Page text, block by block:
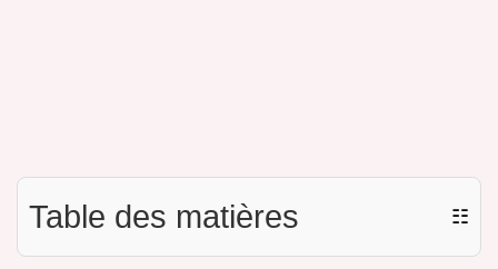
Table des matières ☷